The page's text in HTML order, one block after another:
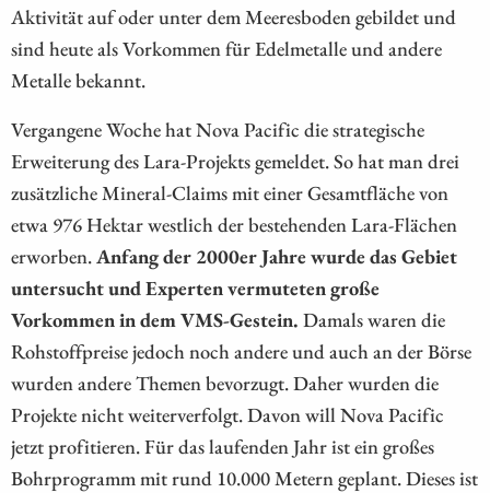
Aktivität auf oder unter dem Meeresboden gebildet und
sind heute als Vorkommen für Edelmetalle und andere
Metalle bekannt.
Vergangene Woche hat Nova Pacific die strategische
Erweiterung des Lara-Projekts gemeldet. So hat man drei
zusätzliche Mineral-Claims mit einer Gesamtfläche von
etwa 976 Hektar westlich der bestehenden Lara-Flächen
erworben.Anfang der 2000er Jahre wurde das Gebiet
untersucht und Experten vermuteten große
Vorkommen in dem VMS-Gestein. Damals waren die
Rohstoffpreise jedoch noch andere und auch an der Börse
wurden andere Themen bevorzugt. Daher wurden die
Projekte nicht weiterverfolgt. Davon will Nova Pacific
jetzt profitieren. Für das laufenden Jahr ist ein großes
Bohrprogramm mit rund 10.000 Metern geplant. Dieses ist